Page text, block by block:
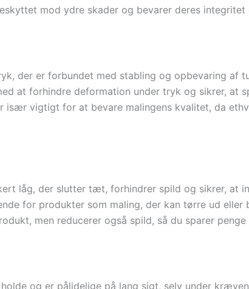
mod ydre skader og bevarer deres integritet
der er forbundet med stabling og opbevaring
at forhindre deformation under tryk og sikrer, at
især vigtigt for at bevare malingens kvalitet, da
låg, der slutter tæt, forhindrer spild og sikrer, at
for produkter som maling, der kan tørre ud
men reducerer også spild, så du sparer
og er pålidelige på lang sigt, selv under